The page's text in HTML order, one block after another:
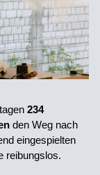
234
den Weg nach
eingespielten
reibungslos.